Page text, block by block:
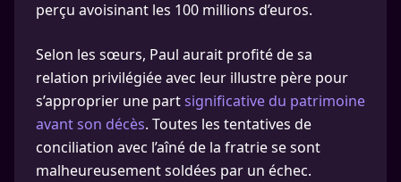
perçu avoisinant les 100 millions d’euros.
Selon les sœurs, Paul aurait profité de sa
relation privilégiée avec leur illustre père pour
s’approprier une partsignificative du patrimoine
avant son décès. Toutes les tentatives de
conciliation avec l’aîné de la fratrie se sont
malheureusement soldées par un échec.